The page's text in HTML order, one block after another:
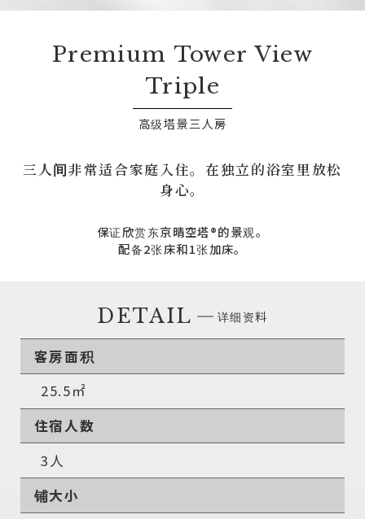
Premium Tower View
Triple
高级塔景三人房
三人间非常适合家庭入住。 在独立的浴室里放松
身心。
保证欣赏东京晴空塔®的景观。
配备2张床和1张加床。
DETAIL 详细资料
客房面积
25.5㎡
住宿人数
3人
铺大小